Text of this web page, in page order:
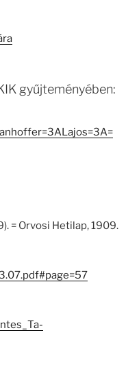
gyűjteményében:
= Orvosi Hetilap, 1909.